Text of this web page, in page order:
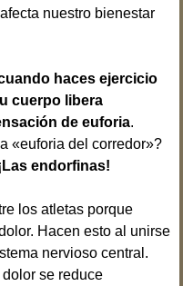
nuestro bienestar
haces ejercicio
cuerpo libera
de euforia.
«euforia del corredor»?
endorfinas!
los atletas porque
Hacen esto al unirse
nervioso central.
se reduce